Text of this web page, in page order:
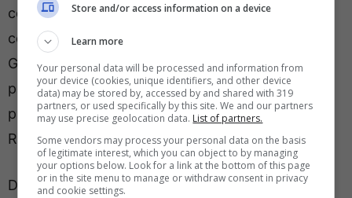
coppia che potrebbe formarsi in vista della sfida
contro il Pisa anche se l’ingresso di Santiago
Gimenez contro la Fiorentina è stato più che
positivo con il messicano che è riuscito a
procurarsi il calcio di rigore, trasformato poi da
Rafael Leao.
Da capirese ce la farà Estupinan per la partita
Store and/or access information on a device
Learn more
Your personal data will be processed and information from
your device (cookies, unique identifiers, and other device
data) may be stored by, accessed by and shared with 319
partners, or used specifically by this site. We and our partners
may use precise geolocation data. List of partners.
Some vendors may process your personal data on the basis
of legitimate interest, which you can object to by managing
your options below. Look for a link at the bottom of this page
or in the site menu to manage or withdraw consent in privacy
and cookie settings.